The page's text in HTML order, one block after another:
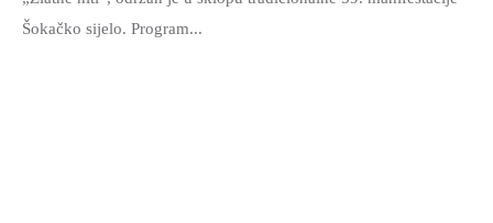
Šokačko sijelo. Program...